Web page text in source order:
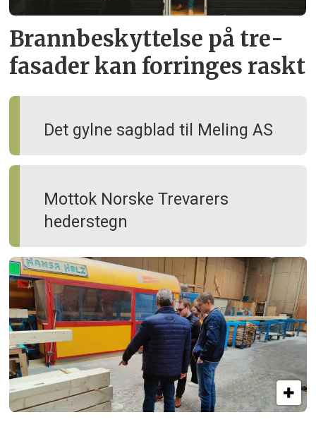
Brann­beskyttelse på tre­
fasader kan forringes raskt
Det gylne sagblad til Meling AS
Mottok Norske Trevarers
hederstegn